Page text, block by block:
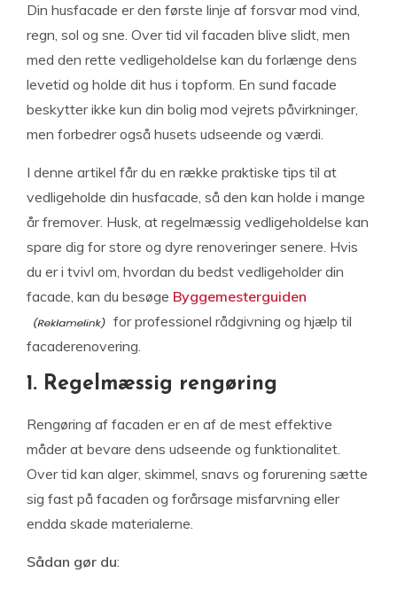
Din husfacade er den første linje af forsvar mod vind,
regn, sol og sne. Over tid vil facaden blive slidt, men
med den rette vedligeholdelse kan du forlænge dens
levetid og holde dit hus i topform. En sund facade
beskytter ikke kun din bolig mod vejrets påvirkninger,
men forbedrer også husets udseende og værdi.
I denne artikel får du en række praktiske tips til at
vedligeholde din husfacade, så den kan holde i mange
år fremover. Husk, at regelmæssig vedligeholdelse kan
spare dig for store og dyre renoveringer senere. Hvis
du er i tvivl om, hvordan du bedst vedligeholder din
facade, kan du besøge Byggemesterguiden
for professionel rådgivning og hjælp til
facaderenovering.
1. Regelmæssig rengøring
Rengøring af facaden er en af de mest effektive
måder at bevare dens udseende og funktionalitet.
Over tid kan alger, skimmel, snavs og forurening sætte
sig fast på facaden og forårsage misfarvning eller
endda skade materialerne.
Sådan gør du: